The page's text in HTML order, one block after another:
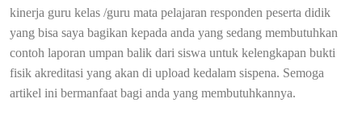
kinerja guru kelas /guru mata pelajaran responden peserta didik
yang bisa saya bagikan kepada anda yang sedang membutuhkan
contoh laporan umpan balik dari siswa untuk kelengkapan bukti
fisik akreditasi yang akan di upload kedalam sispena. Semoga
artikel ini bermanfaat bagi anda yang membutuhkannya.